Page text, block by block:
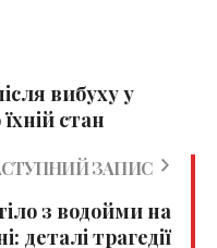
вибуху у
стан
ЗАПИС
з водойми на
деталі трагедії